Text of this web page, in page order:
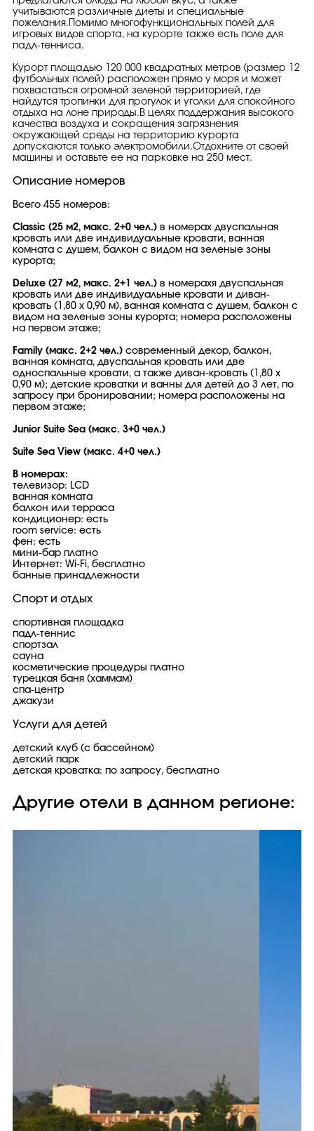
учитываются различные диеты и специальные
пожелания.Помимо многофункциональных полей для
игровых видов спорта, на курорте также есть поле для
падл-тенниса.
Курорт площадью 120 000 квадратных метров (размер 12
футбольных полей) расположен прямо у моря и может
похвастаться огромной зеленой территорией, где
найдутся тропинки для прогулок и уголки для спокойного
отдыха на лоне природы.В целях поддержания высокого
качества воздуха и сокращения загрязнения
окружающей среды на территорию курорта
допускаются только электромобили.Отдохните от своей
машины и оставьте ее на парковке на 250 мест.
Описание номеров
Всего 455 номеров:
Classic (25 м2, макс. 2+0 чел.) в номерах двуспальная
кровать или две индивидуальные кровати, ванная
комната с душем, балкон с видом на зеленые зоны
курорта;
Deluxe (27 м2, макс. 2+1 чел.) в номерахя двуспальная
кровать или две индивидуальные кровати и диван-
кровать (1,80 х 0,90 м), ванная комната с душем, балкон с
видом на зеленые зоны курорта; номера расположены
на первом этаже;
Family (макс. 2+2 чел.) современный декор, балкон,
ванная комната, двуспальная кровать или две
односпальные кровати, а также диван-кровать (1,80 х
0,90 м); детские кроватки и ванны для детей до 3 лет, по
запросу при бронировании; номера расположены на
первом этаже;
Junior Suite Sea (макс. 3+0 чел.)
Suite Sea View (макс. 4+0 чел.)
В номерах:
телевизор: LCD
ванная комната
балкон или терраса
кондиционер: есть
room service: есть
фен: есть
мини-бар платно
Интернет: Wi-Fi, бесплатно
банные принадлежности
Спорт и отдых
спортивная площадка
падл-теннис
спортзал
сауна
косметические процедуры платно
турецкая баня (хаммам)
спа-центр
джакузи
Услуги для детей
детский клуб (с бассейном)
детский парк
детская кроватка: по запросу, бесплатно
Другие отели в данном регионе: